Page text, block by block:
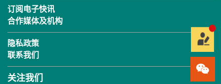
订阅电子快讯
合作媒体及机构
隐私政策
联系我们
关注我们